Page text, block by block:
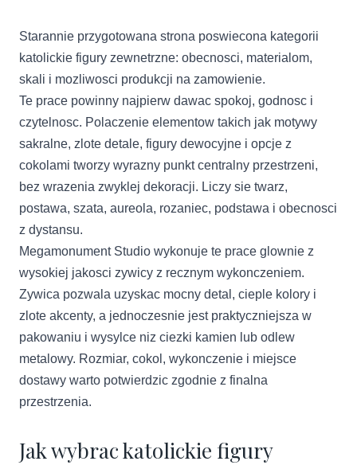
Starannie przygotowana strona poswiecona kategorii
katolickie figury zewnetrzne: obecnosci, materialom,
skali i mozliwosci produkcji na zamowienie.
Te prace powinny najpierw dawac spokoj, godnosc i
czytelnosc. Polaczenie elementow takich jak motywy
sakralne, zlote detale, figury dewocyjne i opcje z
cokolami tworzy wyrazny punkt centralny przestrzeni,
bez wrazenia zwyklej dekoracji. Liczy sie twarz,
postawa, szata, aureola, rozaniec, podstawa i obecnosci
z dystansu.
Megamonument Studio wykonuje te prace glownie z
wysokiej jakosci zywicy z recznym wykonczeniem.
Zywica pozwala uzyskac mocny detal, cieple kolory i
zlote akcenty, a jednoczesnie jest praktyczniejsza w
pakowaniu i wysylce niz ciezki kamien lub odlew
metalowy. Rozmiar, cokol, wykonczenie i miejsce
dostawy warto potwierdzic zgodnie z finalna
przestrzenia.
Jak wybrac katolickie figury